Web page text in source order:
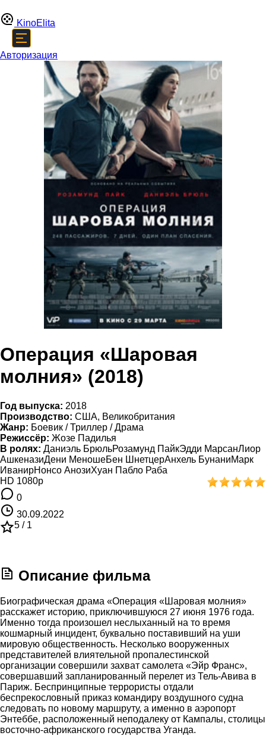
KinoElita
Авторизация
Операция «Шаровая
молния» (2018)
Год выпуска: 2018
Производство: США, Великобритания
Жанр: Боевик / Триллер / Драма
Режиссёр: Жозе Падилья
В ролях: Даниэль БрюльРозамунд ПайкЭдди МарсанЛиор
АшкеназиДени МеношеБен ШнетцерАнхель БунаниМарк
ИванирНонсо АнозиХуан Пабло Раба
HD 1080p
0
30.09.2022
5 / 1
Описание фильма
Биографическая драма «Операция «Шаровая молния»
расскажет историю, приключившуюся 27 июня 1976 года.
Именно тогда произошел неслыханный на то время
кошмарный инцидент, буквально поставивший на уши
мировую общественность. Несколько вооруженных
представителей влиятельной пропалестинской
организации совершили захват самолета «Эйр Франс»,
совершавший запланированный перелет из Тель-Авива в
Париж. Беспринципные террористы отдали
беспрекословный приказ командиру воздушного судна
следовать по новому маршруту, а именно в аэропорт
Энтеббе, расположенный неподалеку от Кампалы, столицы
восточно-африканского государства Уганда.